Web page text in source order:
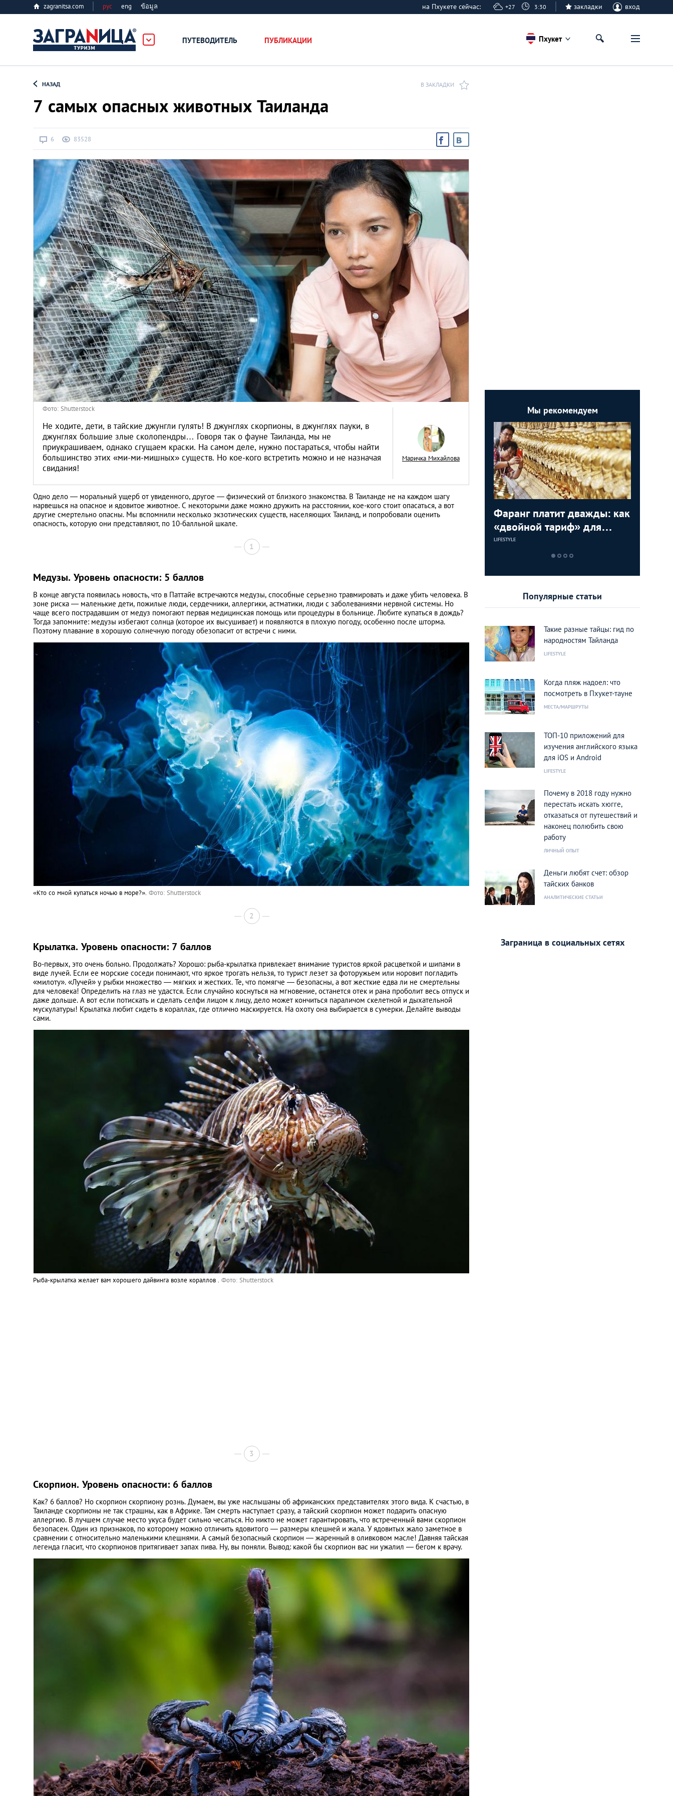
zagranitsa.com рус eng ข้อมูล на Пхукете сейчас: +27 3:30 закладки вход
ПУТЕВОДИТЕЛЬ ПУБЛИКАЦИИ
Алматы
Астана
Афины
Киев
Лондон
Лос-Анджелес
Москва
Париж
Паттайя
Пхукет
Санкт-Петербург
Пхукет
НАЗАД В ЗАКЛАДКИ
7 самых опасных животных Таиланда
6 83528
Фото: Shutterstock
Не ходите, дети, в тайские джунгли гулять! В джунглях скорпионы, в джунглях пауки, в
джунглях большие злые сколопендры… Говоря так о фауне Таиланда, мы не
приукрашиваем, однако сгущаем краски. На самом деле, нужно постараться, чтобы найти
большинство этих «ми-ми-мишных» существ. Но кое-кого встретить можно и не назначая
свидания!
Маричка Михайлова
Одно дело — моральный ущерб от увиденного, другое — физический от близкого знакомства. В Таиланде не на каждом шагу
нарвешься на опасное и ядовитое животное. С некоторыми даже можно дружить на расстоянии, кое-кого стоит опасаться, а вот
другие смертельно опасны. Мы вспомнили несколько экзотических существ, населяющих Таиланд, и попробовали оценить
опасность, которую они представляют, по 10-балльной шкале.
1
Медузы. Уровень опасности: 5 баллов
В конце августа появилась новость, что в Паттайе встречаются медузы, способные серьезно травмировать и даже убить человека. В
зоне риска — маленькие дети, пожилые люди, сердечники, аллергики, астматики, люди с заболеваниями нервной системы. Но
чаще всего пострадавшим от медуз помогают первая медицинская помощь или процедуры в больнице. Любите купаться в дождь?
Тогда запомните: медузы избегают солнца (которое их высушивает) и появляются в плохую погоду, особенно после шторма.
Поэтому плавание в хорошую солнечную погоду обезопасит от встречи с ними.
«Кто со мной купаться ночью в море?». Фото: Shutterstock
2
Крылатка. Уровень опасности: 7 баллов
Во-первых, это очень больно. Продолжать? Хорошо: рыба-крылатка привлекает внимание туристов яркой расцветкой и шипами в
виде лучей. Если ее морские соседи понимают, что яркое трогать нельзя, то турист лезет за фоторужьем или норовит погладить
«милоту». «Лучей» у рыбки множество — мягких и жестких. Те, что помягче — безопасны, а вот жесткие едва ли не смертельны
для человека! Определить на глаз не удастся. Если случайно коснуться на мгновение, останется отек и рана проболит весь отпуск и
даже дольше. А вот если потискать и сделать селфи лицом к лицу, дело может кончиться параличом скелетной и дыхательной
мускулатуры! Крылатка любит сидеть в кораллах, где отлично маскируется. На охоту она выбирается в сумерки. Делайте выводы
сами.
Рыба-крылатка желает вам хорошего дайвинга возле кораллов . Фото: Shutterstock
3
Скорпион. Уровень опасности: 6 баллов
Как? 6 баллов? Но скорпион скорпиону рознь. Думаем, вы уже наслышаны об африканских представителях этого вида. К счастью, в
Таиланде скорпионы не так страшны, как в Африке. Там смерть наступает сразу, а тайский скорпион может подарить опасную
аллергию. В лучшем случае место укуса будет сильно чесаться. Но никто не может гарантировать, что встреченный вами скорпион
безопасен. Один из признаков, по которому можно отличить ядовитого — размеры клешней и жала. У ядовитых жало заметное в
сравнении с относительно маленькими клешнями. А самый безопасный скорпион — жаренный в оливковом масле! Давняя тайская
легенда гласит, что скорпионов притягивает запах пива. Ну, вы поняли. Вывод: какой бы скорпион вас ни ужалил — бегом к врачу.
Мы рекомендуем
Фаранг платит дважды: как
«двойной тариф» для
иностранцев вредит
имиджу Тайланда
LIFESTYLE
5 лучших фильмов,
Популярные статьи
Такие разные тайцы: гид по
народностям Тайланда
LIFESTYLE
Когда пляж надоел: что
посмотреть в Пхукет-тауне
МЕСТА/МАРШРУТЫ
ТОП-10 приложений для
изучения английского языка
для iOS и Android
LIFESTYLE
Почему в 2018 году нужно
перестать искать хюгге,
отказаться от путешествий и
наконец полюбить свою
работу
ЛИЧНЫЙ ОПЫТ
Деньги любят счет: обзор
тайских банков
АНАЛИТИЧЕСКИЕ СТАТЬИ
Заграница в социальных сетях